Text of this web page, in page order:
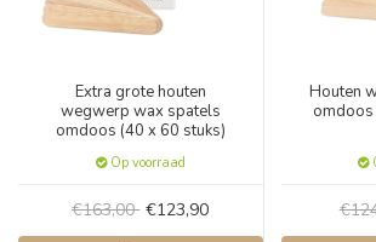
Extra grote houten
wegwerp wax spatels
omdoos (40 x 60 stuks)
Op voorraad
€163,00 €123,90
Houten